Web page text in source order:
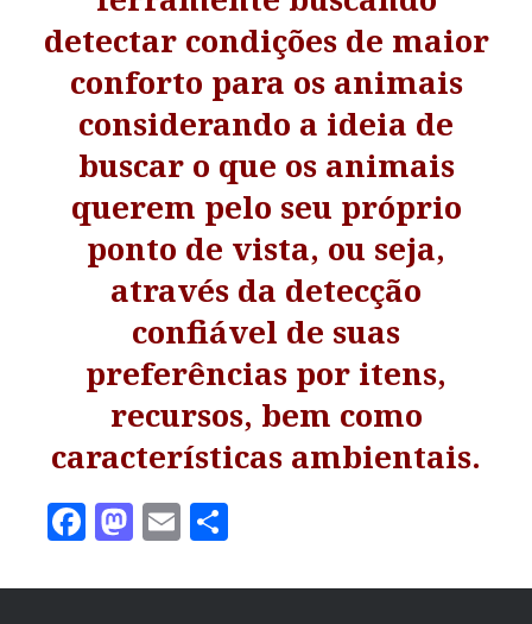
detectar condições de maior
conforto para os animais
considerando a ideia de
buscar o que os animais
querem pelo seu próprio
ponto de vista, ou seja,
através da detecção
confiável de suas
preferências por itens,
recursos, bem como
características ambientais.
Facebook
Mastodon
EmailShare